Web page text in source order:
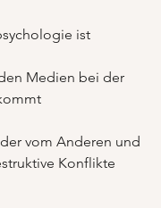
ist
Medien bei der
vom Anderen und
Konflikte